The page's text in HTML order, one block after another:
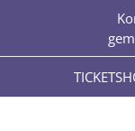
springen